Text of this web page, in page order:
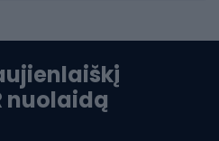
nuolaidą